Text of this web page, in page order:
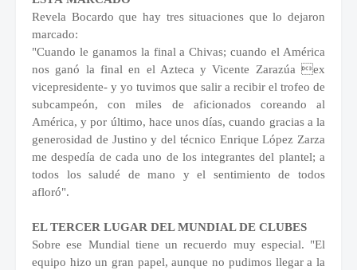
Revela Bocardo que hay tres situaciones que lo dejaron
marcado:
"Cuando le ganamos la final a Chivas; cuando el América
nos ganó la final en el Azteca y Vicente Zarazúa ex
vicepresidente- y yo tuvimos que salir a recibir el trofeo de
subcampeón, con miles de aficionados coreando al
América, y por último, hace unos días, cuando gracias a la
generosidad de Justino y del técnico Enrique López Zarza
me despedía de cada uno de los integrantes del plantel; a
todos los saludé de mano y el sentimiento de todos
afloró".
EL TERCER LUGAR DEL MUNDIAL DE CLUBES
Sobre ese Mundial tiene un recuerdo muy especial. "El
equipo hizo un gran papel, aunque no pudimos llegar a la